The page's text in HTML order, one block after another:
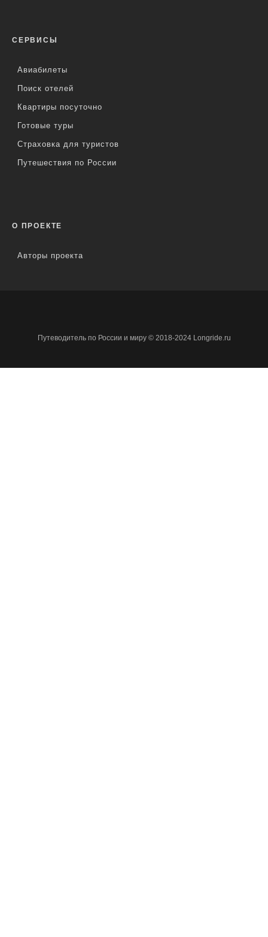
СЕРВИСЫ
Авиабилеты
Поиск отелей
Квартиры посуточно
Готовые туры
Страховка для туристов
Путешествия по России
О ПРОЕКТЕ
Авторы проекта
Путеводитель по России и миру © 2018-2024 Longride.ru